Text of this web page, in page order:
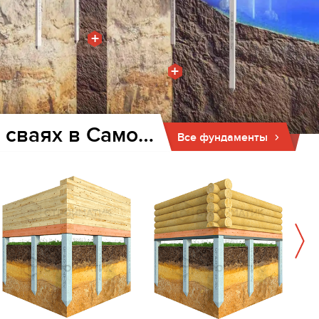
+
+
Все фундаменты
Фундамент для дома и бани на забивных ж/б сваях в Самойловке